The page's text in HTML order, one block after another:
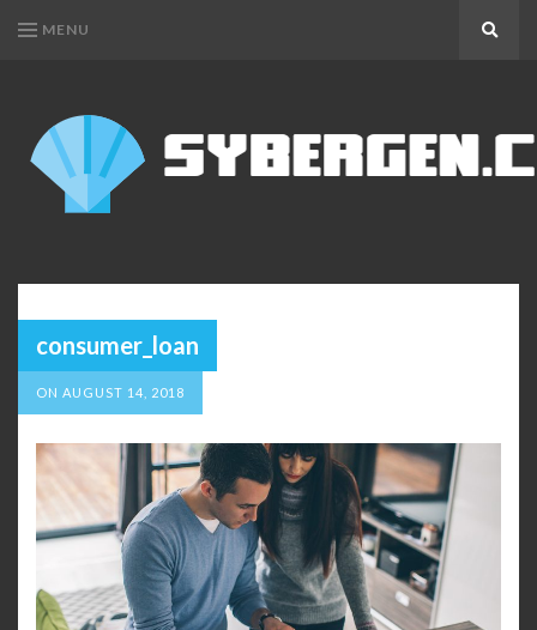
MENU
SYBERGEN.COM
My
WordPress
consumer_loan
ON AUGUST 14, 2018